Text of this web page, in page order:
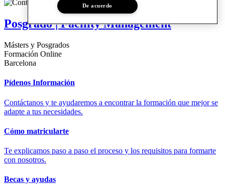
Posgrado | Facility Management
Másters y Posgrados
Formación Online
Barcelona
Pídenos Información
Contáctanos y te ayudaremos a encontrar la formación que mejor se
adapte a tus necesidades.
Cómo matricularte
Te explicamos paso a paso el proceso y los requisitos para formarte
con nosotros.
Becas y ayudas
De acuerdo